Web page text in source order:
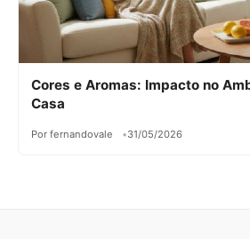
Cores e Aromas: Impacto no
Casa
Por fernandovale 31/05/2026